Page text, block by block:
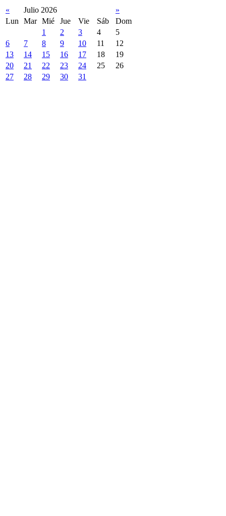
« Julio 2026
»
Lun
Mar Mié Jue Vie Sáb
Dom
1
2 3 4
5
6
7 8 9 10 11
12
13
14 15 16 17 18
19
20
21 22 23 24 25
26
27
28 29 30 31